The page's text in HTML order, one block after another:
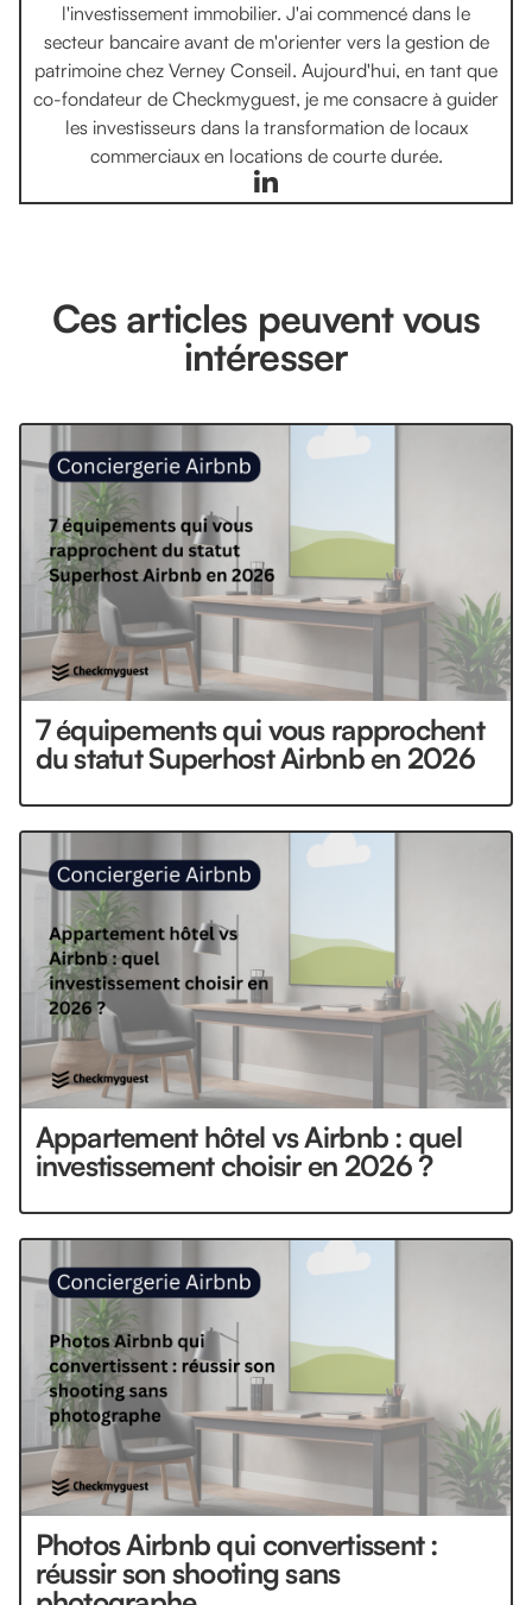
l'investissement immobilier. J'ai commencé dans le
secteur bancaire avant de m'orienter vers la gestion de
patrimoine chez Verney Conseil. Aujourd'hui, en tant que
co-fondateur de Checkmyguest, je me consacre à guider
les investisseurs dans la transformation de locaux
commerciaux en locations de courte durée.
Ces articles peuvent vous
intéresser
7 équipements qui vous rapprochent
du statut Superhost Airbnb en 2026
Appartement hôtel vs Airbnb : quel
investissement choisir en 2026 ?
Photos Airbnb qui convertissent :
réussir son shooting sans